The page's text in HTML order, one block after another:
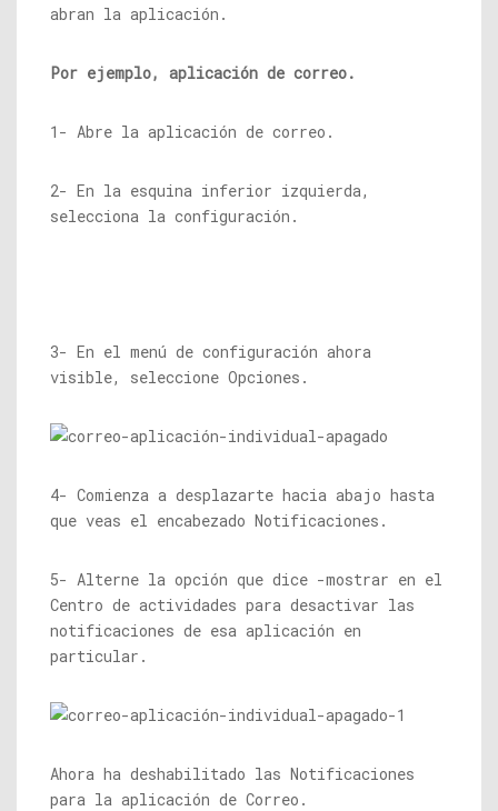
abran la aplicación.
Por ejemplo, aplicación de correo.
1- Abre la aplicación de correo.
2- En la esquina inferior izquierda,
selecciona la configuración.
3- En el menú de configuración ahora
visible, seleccione Opciones.
4- Comienza a desplazarte hacia abajo hasta
que veas el encabezado Notificaciones.
5- Alterne la opción que dice -mostrar en el
Centro de actividades para desactivar las
notificaciones de esa aplicación en
particular.
Ahora ha deshabilitado las Notificaciones
para la aplicación de Correo.